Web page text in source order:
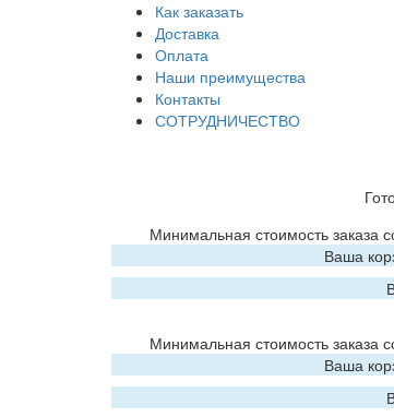
Как заказать
Доставка
Оплата
Наши преимущества
Контакты
СОТРУДНИЧЕСТВО
Минимальная стоимость заказа
Ваша
Минимальная стоимость заказа
Ваша